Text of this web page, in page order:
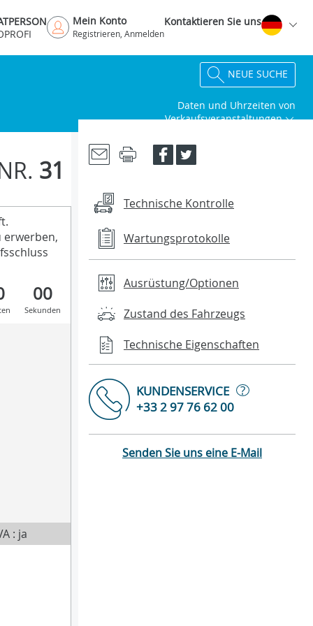
Mein Konto
Registrieren, Anmelden
Kontaktieren Sie uns
NEUE SUCHE
Daten und Uhrzeiten von
Verkaufsveranstaltungen
31
erwerben,
00
Sekunden
: ja
Technische Kontrolle
Wartungsprotokolle
Ausrüstung/Optionen
Zustand des Fahrzeugs
Technische Eigenschaften
KUNDENSERVICE
?
+33 2 97 76 62 00
Senden Sie uns eine E-Mail